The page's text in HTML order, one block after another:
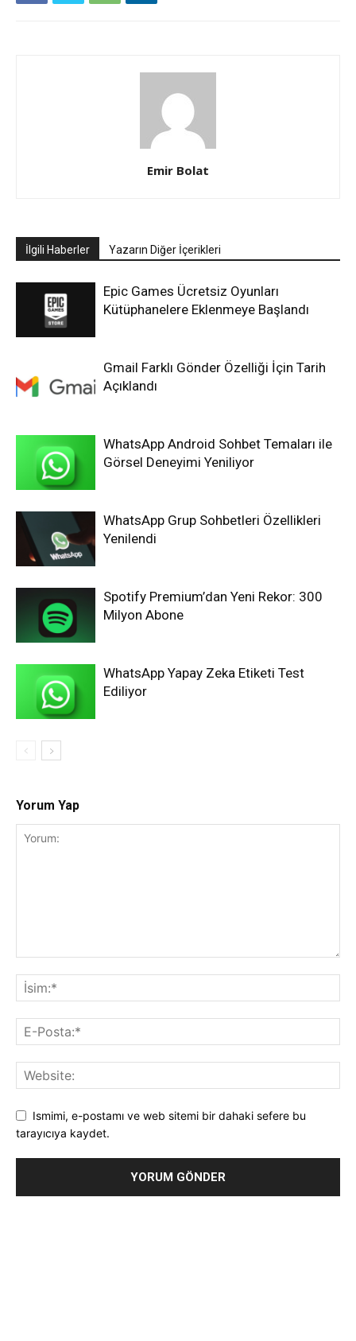
Emir Bolat
İlgili Haberler Yazarın Diğer İçerikleri
Epic Games Ücretsiz Oyunları
Kütüphanelere Eklenmeye Başlandı
Gmail Farklı Gönder Özelliği İçin Tarih
Açıklandı
WhatsApp Android Sohbet Temaları ile
Görsel Deneyimi Yeniliyor
WhatsApp Grup Sohbetleri Özellikleri
Yenilendi
Spotify Premium’dan Yeni Rekor: 300
Milyon Abone
WhatsApp Yapay Zeka Etiketi Test
Ediliyor
Yorum Yap
Ismimi, e-postamı ve web sitemi bir dahaki sefere bu
tarayıcıya kaydet.